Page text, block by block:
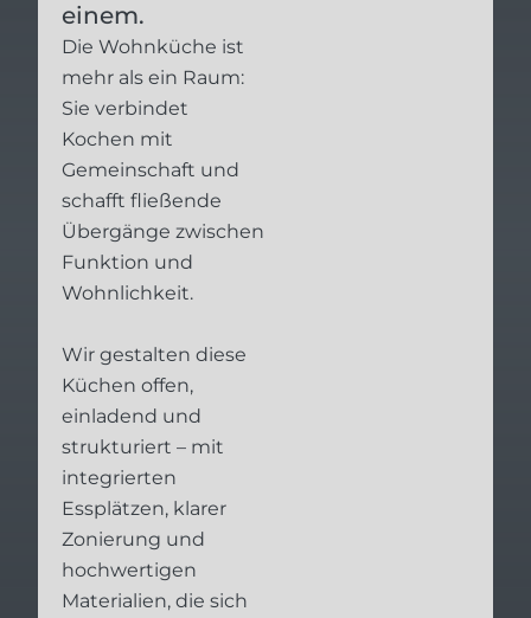
einem.
Die Wohnküche ist
mehr als ein Raum:
Sie verbindet
Kochen mit
Gemeinschaft und
schafft fließende
Übergänge zwischen
Funktion und
Wohnlichkeit.
Wir gestalten diese
Küchen offen,
einladend und
strukturiert – mit
integrierten
Essplätzen, klarer
Zonierung und
hochwertigen
Materialien, die sich